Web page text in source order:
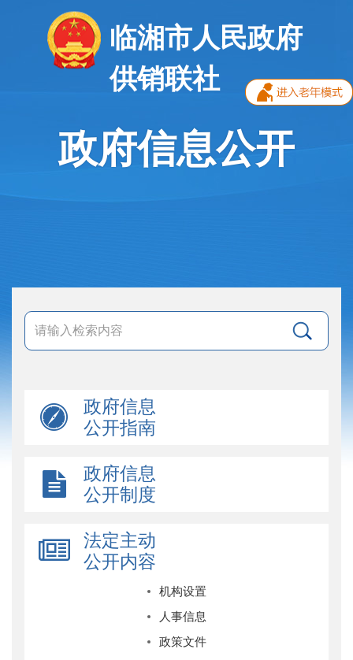
临湘市人民政府
供销联社
政府信息公开
政府信息
公开指南
政府信息
公开制度
法定主动
公开内容
机构设置
人事信息
政策文件